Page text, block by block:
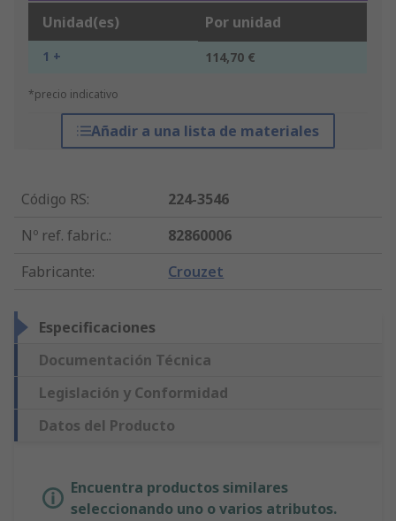
Unidad(es) Por unidad
1 + 114,70 €
*precio indicativo
Añadir a una lista de materiales
Código RS:
224-3546
Nº ref. fabric.:
82860006
Fabricante: Crouzet
Especificaciones
Documentación Técnica
Legislación y Conformidad
Datos del Producto
Encuentra productos similares
seleccionando uno o varios atributos.